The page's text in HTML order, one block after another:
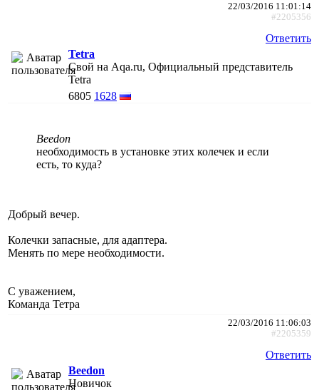
22/03/2016 11:01:14
#2205356
Ответить
Tetra
Свой на Aqa.ru, Официальный представитель
Tetra
6805 1628
Beedon
необходимость в установке этих колечек и если
есть, то куда?
Добрый вечер.
Колечки запасные, для адаптера.
Менять по мере необходимости.
С уважением,
Команда Тетра
22/03/2016 11:06:03
#2205359
Ответить
Beedon
Новичок